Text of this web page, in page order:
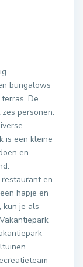
bungalows
De
personen.
is een kleine
en
en
hapje en
kun je als